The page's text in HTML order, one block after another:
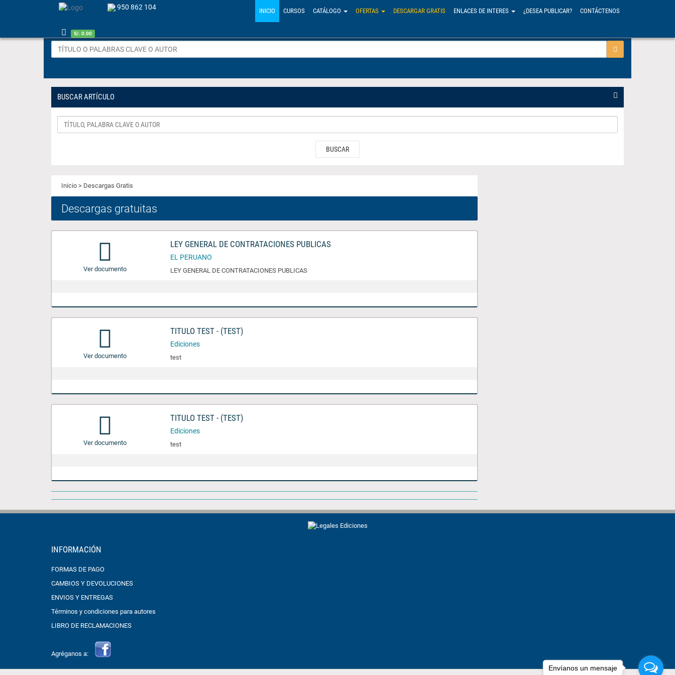
950 862 104
S/. 0.00
INICIO CURSOS CATÁLOGO OFERTAS DESCARGAR GRATIS ENLACES DE INTERES ¿DESEA PUBLICAR? CONTÁCTENOS
BUSCAR ARTÍCULO
BUSCAR
Inicio > Descargas Gratis
Descargas gratuitas
Ver documento
LEY GENERAL DE CONTRATACIONES PUBLICAS
EL PERUANO
LEY GENERAL DE CONTRATACIONES PUBLICAS
Ver documento
TITULO TEST - (TEST)
Ediciones
test
Ver documento
TITULO TEST - (TEST)
Ediciones
test
INFORMACIÓN
FORMAS DE PAGO
CAMBIOS Y DEVOLUCIONES
ENVIOS Y ENTREGAS
Términos y condiciones para autores
LIBRO DE RECLAMACIONES
Agréganos a:
Envíanos un mensaje